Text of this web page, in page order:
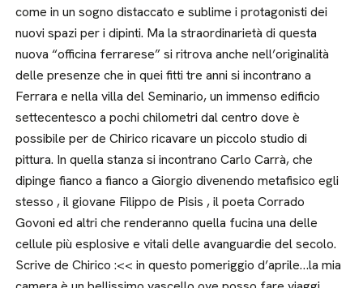
come in un sogno distaccato e sublime i protagonisti dei
nuovi spazi per i dipinti. Ma la straordinarietà di questa
nuova “officina ferrarese” si ritrova anche nell’originalità
delle presenze che in quei fitti tre anni si incontrano a
Ferrara e nella villa del Seminario, un immenso edificio
settecentesco a pochi chilometri dal centro dove è
possibile per de Chirico ricavare un piccolo studio di
pittura. In quella stanza si incontrano Carlo Carrà, che
dipinge fianco a fianco a Giorgio divenendo metafisico egli
stesso , il giovane Filippo de Pisis , il poeta Corrado
Govoni ed altri che renderanno quella fucina una delle
cellule più esplosive e vitali delle avanguardie del secolo.
Scrive de Chirico :<< in questo pomeriggio d’aprile…la mia